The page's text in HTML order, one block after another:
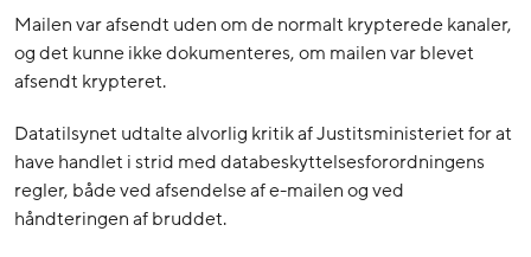
Mailen var afsendt uden om de normalt krypterede kanaler,
og det kunne ikke dokumenteres, om mailen var blevet
afsendt krypteret.
Datatilsynet udtalte alvorlig kritik af Justitsministeriet for at
have handlet i strid med databeskyttelsesforordningens
regler, både ved afsendelse af e-mailen og ved
håndteringen af bruddet.